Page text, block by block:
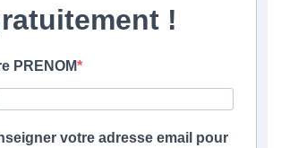
!
PRENOM
votre adresse email pour